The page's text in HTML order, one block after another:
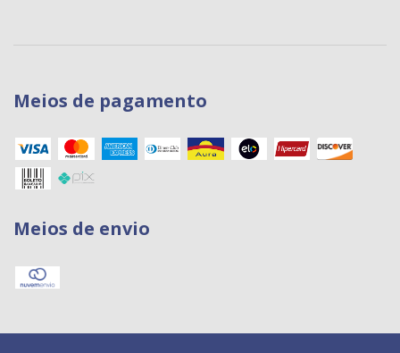
Meios de pagamento
Meios de envio